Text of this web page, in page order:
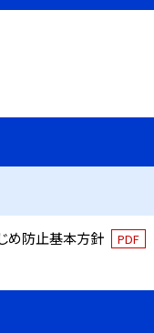
め防止基本方針 PDF